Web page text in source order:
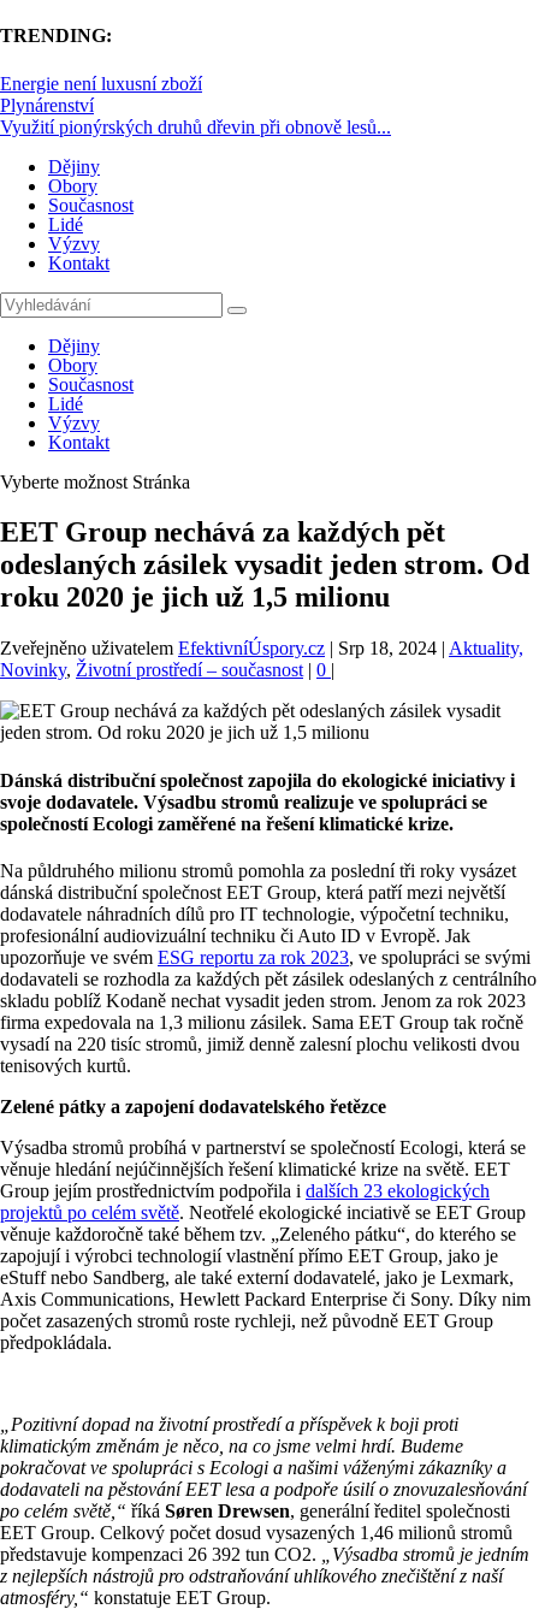
TRENDING:
Energie není luxusní zboží
Plynárenství
Využití pionýrských druhů dřevin při obnově lesů...
Dějiny
Obory
Současnost
Lidé
Výzvy
Kontakt
Dějiny
Obory
Současnost
Lidé
Výzvy
Kontakt
Vyberte možnost Stránka
EET Group nechává za každých pět
odeslaných zásilek vysadit jeden strom. Od
roku 2020 je jich už 1,5 milionu
Zveřejněno uživatelem EfektivníÚspory.cz | Srp 18, 2024 | Aktuality,
Novinky, Životní prostředí – současnost | 0 |
Dánská distribuční společnost zapojila do ekologické iniciativy i
svoje dodavatele. Výsadbu stromů realizuje ve spolupráci se
společností Ecologi zaměřené na řešení klimatické krize.
Na půldruhého milionu stromů pomohla za poslední tři roky vysázet
dánská distribuční společnost EET Group, která patří mezi největší
dodavatele náhradních dílů pro IT technologie, výpočetní techniku,
profesionální audiovizuální techniku či Auto ID v Evropě. Jak
upozorňuje ve svém ESG reportu za rok 2023, ve spolupráci se svými
dodavateli se rozhodla za každých pět zásilek odeslaných z centrálního
skladu poblíž Kodaně nechat vysadit jeden strom. Jenom za rok 2023
firma expedovala na 1,3 milionu zásilek. Sama EET Group tak ročně
vysadí na 220 tisíc stromů, jimiž denně zalesní plochu velikosti dvou
tenisových kurtů.
Zelené pátky a zapojení dodavatelského řetězce
Výsadba stromů probíhá v partnerství se společností Ecologi, která se
věnuje hledání nejúčinnějších řešení klimatické krize na světě. EET
Group jejím prostřednictvím podpořila i dalších 23 ekologických
projektů po celém světě. Neotřelé ekologické inciativě se EET Group
věnuje každoročně také během tzv. „Zeleného pátku“, do kterého se
zapojují i výrobci technologií vlastnění přímo EET Group, jako je
eStuff nebo Sandberg, ale také externí dodavatelé, jako je Lexmark,
Axis Communications, Hewlett Packard Enterprise či Sony. Díky nim
počet zasazených stromů roste rychleji, než původně EET Group
předpokládala.
„Pozitivní dopad na životní prostředí a příspěvek k boji proti
klimatickým změnám je něco, na co jsme velmi hrdí. Budeme
pokračovat ve spolupráci s Ecologi a našimi váženými zákazníky a
dodavateli na pěstování EET lesa a podpoře úsilí o znovuzalesňování
po celém světě,“ říká Søren Drewsen, generální ředitel společnosti
EET Group. Celkový počet dosud vysazených 1,46 milionů stromů
představuje kompenzaci 26 392 tun CO2.
„Výsadba stromů je jedním
z nejlepších nástrojů pro odstraňování uhlíkového znečištění z naší
atmosféry,“ konstatuje EET Group.